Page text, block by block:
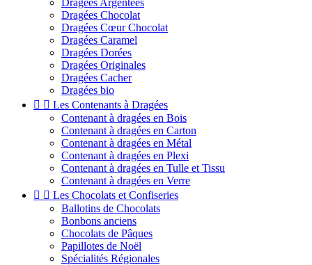
Dragées Chocolat
Dragées Cœur Chocolat
Dragées Caramel
Dragées Dorées
Dragées Originales
Dragées Cacher
Dragées bio
  Les Contenants à Dragées
Contenant à dragées en Bois
Contenant à dragées en Carton
Contenant à dragées en Métal
Contenant à dragées en Plexi
Contenant à dragées en Tulle et Tissu
Contenant à dragées en Verre
  Les Chocolats et Confiseries
Ballotins de Chocolats
Bonbons anciens
Chocolats de Pâques
Papillotes de Noël
Spécialités Régionales